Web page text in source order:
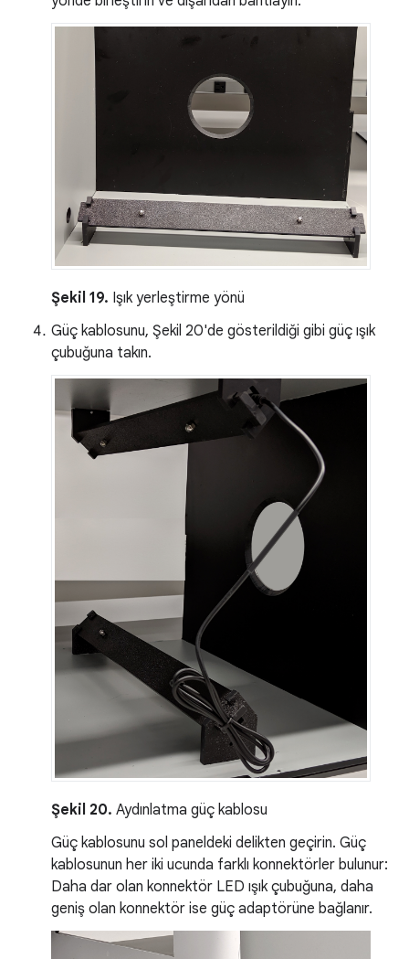
Şekil 19. Işık yerleştirme yönü
Güç kablosunu, Şekil 20'de gösterildiği gibi güç ışık
çubuğuna takın.
Şekil 20. Aydınlatma güç kablosu
Güç kablosunu sol paneldeki delikten geçirin. Güç
kablosunun her iki ucunda farklı konnektörler bulunur:
Daha dar olan konnektör LED ışık çubuğuna, daha
geniş olan konnektör ise güç adaptörüne bağlanır.